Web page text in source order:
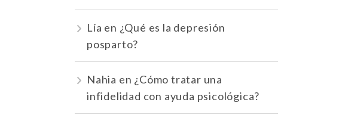
Lía en ¿Qué es la depresión
posparto?
Nahia en ¿Cómo tratar una
infidelidad con ayuda psicológica?